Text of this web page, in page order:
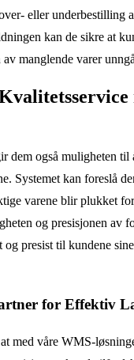
eller underbestilling
kan de sikre at
manglende varer
dem også muligheten til
Systemet kan foreslå
varene blir plukket
og presisjonen av
presist til kundene
for Effektiv
med våre WMS-